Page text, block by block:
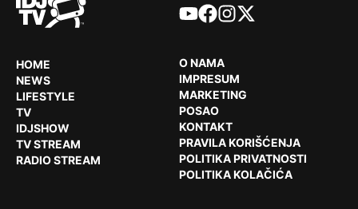
HOME
NEWS
LIFESTYLE
TV
IDJSHOW
TV STREAM
RADIO STREAM
YouTube
Facebook
Instagram
X
O NAMA
IMPRESUM
MARKETING
POSAO
KONTAKT
PRAVILA KORIŠĆENJA
POLITIKA PRIVATNOSTI
POLITIKA KOLAČIĆA